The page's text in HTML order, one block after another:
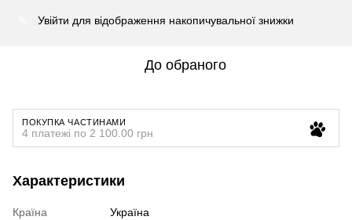
Увійти для відображення накопичувальної знижки
До обраного
ПОКУПКА ЧАСТИНАМИ
4 платежі по 2 100.00 грн
Характеристики
Країна
Україна